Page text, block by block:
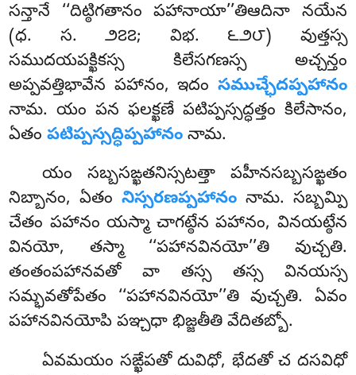
సన్తానే ‘‘దిట్ఠిగతానం పహానాయా’’తిఆదినా నయేన
(ధ. స. ౨౭౭; విభ. ౬౨౮) వుత్తస్స
సముదయపక్ఖికస్స కిలేసగణస్స అచ్చన్తం
అప్పవత్తిభావేన పహానం, ఇదం సముచ్ఛేదప్పహానం
నామ. యం పన ఫలక్ఖణే పటిప్పస్సద్ధత్తం కిలేసానం,
ఏతంపటిప్పస్సద్ధిప్పహానం నామ.
యం సబ్బసఙ్ఖతనిస్సటత్తా పహీనసబ్బసఙ్ఖతం
నిబ్బానం, ఏతం నిస్సరణప్పహానం నామ. సబ్బమ్పి
చేతం పహానం యస్మా చాగట్ఠేన పహానం, వినయట్ఠేన
వినయో, తస్మా ‘‘పహానవినయో’’తి వుచ్చతి.
తంతంపహానవతో వా తస్స తస్స వినయస్స
సమ్భవతోపేతం ‘‘పహానవినయో’’తి వుచ్చతి. ఏవం
పహానవినయోపి పఞ్చధా భిజ్జతీతి వేదితబ్బో.
ఏవమయం సఙ్ఖేపతో దువిధో, భేదతో చ దసవిధో